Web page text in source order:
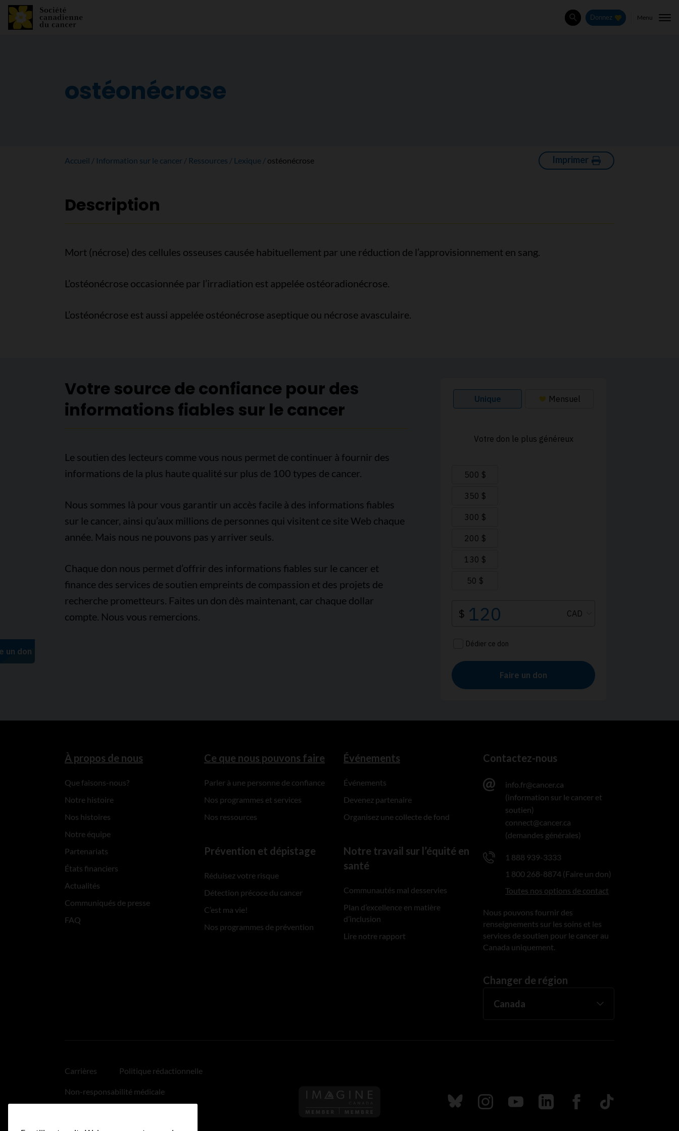
Rechercher
Donnez Menu
ostéonécrose
Accueil Information sur le cancer Ressources Lexique ostéonécrose Imprimer
Description
Mort (nécrose) des cellules osseuses causée habituellement par une réduction de l’approvisionnement en sang.
L’ostéonécrose occasionnée par l’irradiation est appelée ostéoradionécrose.
L’ostéonécrose est aussi appelée ostéonécrose aseptique ou nécrose avasculaire.
Votre source de confiance pour des
informations fiables sur le cancer
Le soutien des lecteurs comme vous nous permet de continuer à fournir des
informations de la plus haute qualité sur plus de 100 types de cancer.
Nous sommes là pour vous garantir un accès facile à des informations fiables
sur le cancer, ainsi qu’aux millions de personnes qui visitent ce site Web chaque
année. Mais nous ne pouvons pas y arriver seuls.
Chaque don nous permet d’offrir des informations fiables sur le cancer et
finance des services de soutien empreints de compassion et des projets de
recherche prometteurs. Faites un don dès maintenant, car chaque dollar
compte. Nous vous remercions.
À propos de nous
Que faisons-nous?
Notre histoire
Nos histoires
Notre équipe
Partenariats
États financiers
Actualités
Communiqués de presse
FAQ
Ce que nous pouvons faire
Parler à une personne de confiance
Nos programmes et services
Nos ressources
Prévention et dépistage
Réduisez votre risque
Détection précoce du cancer
C’est ma vie!
Nos programmes de prévention
Événements
Événements
Devenez partenaire
Organisez une collecte de fond
Notre travail sur l’équité en
santé
Communautés mal desservies
Plan d’excellence en matière
d’inclusion
Lire notre rapport
Contactez-nous
info.fr@cancer.ca
(information sur le cancer et
soutien)
connect@cancer.ca
(demandes générales)
1 888 939-3333
1 800 268-8874 (Faire un don)
Toutes nos options de contact
Nous pouvons fournir des
renseignements sur les soins et les
services de soutien pour le cancer au
Canada uniquement.
Changer de région
Carrières Politique rédactionnelle
Non-responsabilité médicale
Suivez nous sur Bluesky
Suivez nous sur Instagram
Suivez nous sur Youtube
Suivez nous sur LinkedIn
Suivez nous sur
TikTok